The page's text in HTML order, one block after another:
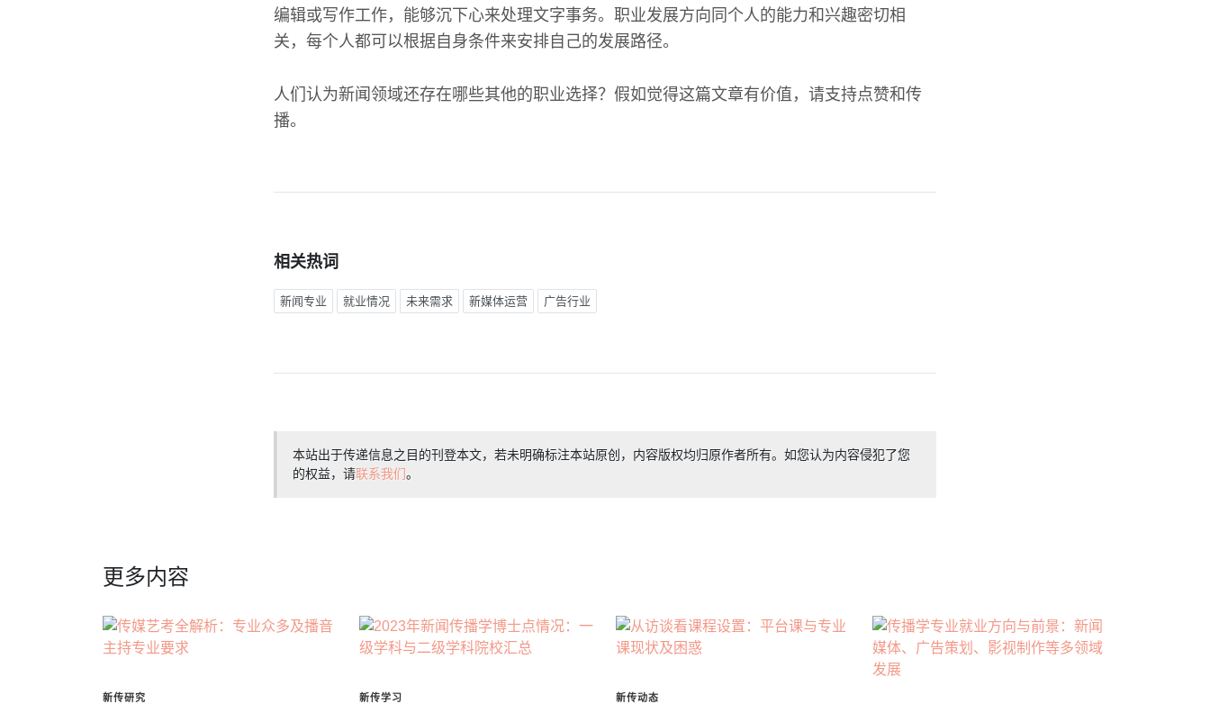
编辑或写作工作，能够沉下心来处理文字事务。职业发展方向同个人的能力和兴趣密切相
关，每个人都可以根据自身条件来安排自己的发展路径。
人们认为新闻领域还存在哪些其他的职业选择？假如觉得这篇文章有价值，请支持点赞和传
播。
相关热词
新闻专业 就业情况 未来需求 新媒体运营 广告行业
本站出于传递信息之目的刊登本文，若未明确标注本站原创，内容版权均归原作者所有。如您认为内容侵犯了您
的权益，请联系我们。
更多内容
新传研究 新传学习 新传动态